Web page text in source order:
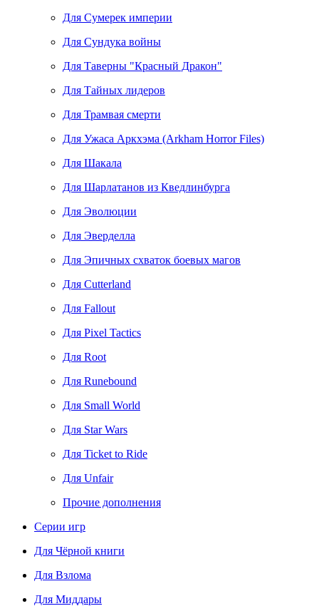
Для Сумерек империи
Для Сундука войны
Для Таверны "Красный Дракон"
Для Тайных лидеров
Для Трамвая смерти
Для Ужаса Аркхэма (Arkham Horror Files)
Для Шакала
Для Шарлатанов из Кведлинбурга
Для Эволюции
Для Эверделла
Для Эпичных схваток боевых магов
Для Cutterland
Для Fallout
Для Pixel Tactics
Для Root
Для Runebound
Для Small World
Для Star Wars
Для Ticket to Ride
Для Unfair
Прочие дополнения
Серии игр
Для Чёрной книги
Для Взлома
Для Миддары